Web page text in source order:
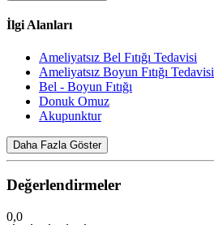
İlgi Alanları
Ameliyatsız Bel Fıtığı Tedavisi
Ameliyatsız Boyun Fıtığı Tedavisi
Bel - Boyun Fıtığı
Donuk Omuz
Akupunktur
Daha Fazla Göster
Değerlendirmeler
0,0